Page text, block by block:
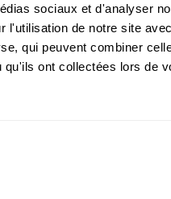
sociaux et d'analyser
l'utilisation de notre site
qui peuvent combiner
ont collectées lors de